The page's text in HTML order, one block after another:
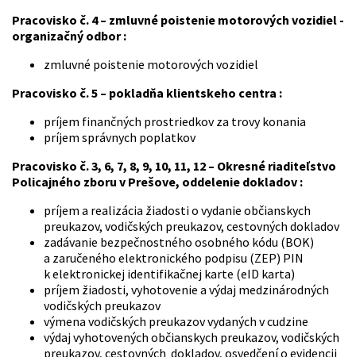
Pracovisko č. 4 – zmluvné poistenie motorových vozidiel -
organizačný odbor :
zmluvné poistenie motorových vozidiel
Pracovisko č. 5 – pokladňa klientskeho centra :
príjem finančných prostriedkov za trovy konania
príjem správnych poplatkov
Pracovisko č. 3, 6, 7, 8, 9, 10, 11, 12 – Okresné riaditeľstvo
Policajného zboru v Prešove, oddelenie dokladov :
príjem a realizácia žiadosti o vydanie občianskych
preukazov, vodičských preukazov, cestovných dokladov
zadávanie bezpečnostného osobného kódu (BOK)
a zaručeného elektronického podpisu (ZEP) PIN
k elektronickej identifikačnej karte (eID karta)
príjem žiadosti, vyhotovenie a výdaj medzinárodných
vodičských preukazov
výmena vodičských preukazov vydaných v cudzine
výdaj vyhotovených občianskych preukazov, vodičských
preukazov, cestovných dokladov, osvedčení o evidencii